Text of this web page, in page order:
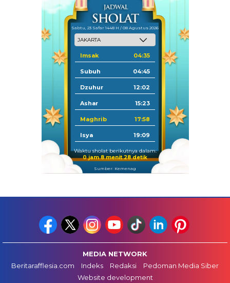
Sabtu, 23 Safar 1448 H / 08 Agustus 2026
Imsak 04:35
Subuh 04:45
Dzuhur 12:02
Ashar 15:23
Maghrib 17:58
Isya 19:09
Waktu sholat berikutnya dalam:
0 jam 8 menit 27 detik
Sumber: Kemenag
MEDIA NETWORK
Beritarafflesia.com
Indeks Redaksi
Pedoman Media Siber
Website development